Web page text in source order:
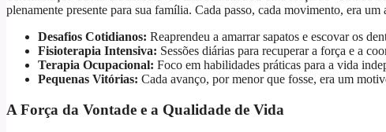
plenamente presente para sua família. Cada passo, cada movimento, era um
Desafios Cotidianos: Reaprendeu a amarrar sapatos e escovar os
Fisioterapia Intensiva: Sessões diárias para recuperar a força e a
Terapia Ocupacional: Foco em habilidades práticas para a vida
Pequenas Vitórias: Cada avanço, por menor que fosse, era um
A Força da Vontade e a Qualidade de Vida